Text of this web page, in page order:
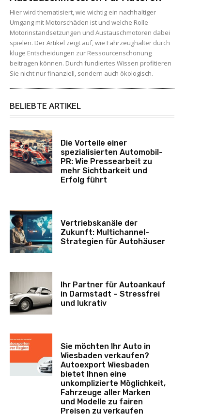
Hier wird thematisiert, wie wichtig ein nachhaltiger
Umgang mit Motorschäden ist und welche Rolle
Motorinstandsetzungen und Austauschmotoren dabei
spielen. Der Artikel zeigt auf, wie Fahrzeughalter durch
kluge Entscheidungen zur Ressourcenschonung
beitragen können. Durch fundiertes Wissen profitieren
Sie nicht nur finanziell, sondern auch ökologisch.
BELIEBTE ARTIKEL
Die Vorteile einer
spezialisierten Automobil-
PR: Wie Pressearbeit zu
mehr Sichtbarkeit und
Erfolg führt
Vertriebskanäle der
Zukunft: Multichannel-
Strategien für Autohäuser
Ihr Partner für Autoankauf
in Darmstadt – Stressfrei
und lukrativ
Sie möchten Ihr Auto in
Wiesbaden verkaufen?
Autoexport Wiesbaden
bietet Ihnen eine
unkomplizierte Möglichkeit,
Fahrzeuge aller Marken
und Modelle zu fairen
Preisen zu verkaufen